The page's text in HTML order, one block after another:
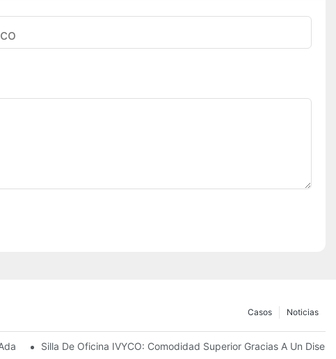
Noticias
Casos
A Todas Las Dimensiones" Detrás De La Silla De Oficina
Silla De Oficina IVYCO: Comodidad Superior Gracias A Un